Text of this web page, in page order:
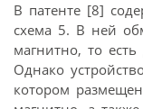
В патенте [8]
схема 5. В ней
магнитно, то
Однако
котором